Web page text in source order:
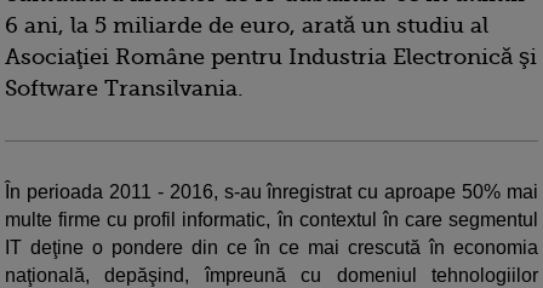
6 ani, la 5 miliarde de euro, arată un studiu al
Asociaţiei Române pentru Industria Electronică şi
Software Transilvania.
În perioada 2011 - 2016, s-au înregistrat cu aproape 50% mai
multe firme cu profil informatic, în contextul în care segmentul
IT deţine o pondere din ce în ce mai crescută în economia
naţională, depăşind, împreună cu domeniul tehnologiilor